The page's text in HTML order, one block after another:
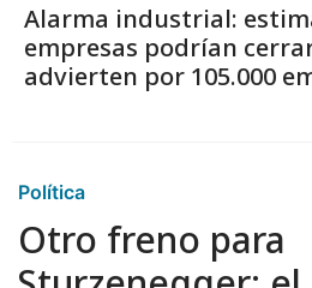
Alarma industrial:
empresas podrían
advierten por 105.000
Política
Otro freno para